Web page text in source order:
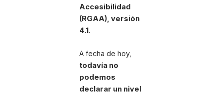
Accesibilidad
(RGAA), versión
4.1.
A fecha de hoy,
todavía no
podemos
declarar un nivel